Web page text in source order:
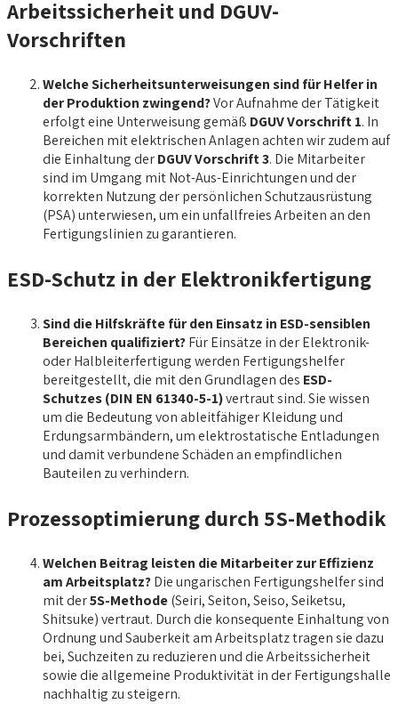
Arbeitssicherheit und DGUV-
Vorschriften
Welche Sicherheitsunterweisungen sind für Helfer in
der Produktion zwingend?Vor Aufnahme der Tätigkeit
erfolgt eine Unterweisung gemäß DGUV Vorschrift 1. In
Bereichen mit elektrischen Anlagen achten wir zudem auf
die Einhaltung derDGUV Vorschrift 3. Die Mitarbeiter
sind im Umgang mit Not-Aus-Einrichtungen und der
korrekten Nutzung der persönlichen Schutzausrüstung
(PSA) unterwiesen, um ein unfallfreies Arbeiten an den
Fertigungslinien zu garantieren.
ESD-Schutz in der Elektronikfertigung
Sind die Hilfskräfte für den Einsatz in ESD-sensiblen
Bereichen qualifiziert?Für Einsätze in der Elektronik-
oder Halbleiterfertigung werden Fertigungshelfer
bereitgestellt, die mit den Grundlagen des ESD-
Schutzes (DIN EN 61340-5-1)vertraut sind. Sie wissen
um die Bedeutung von ableitfähiger Kleidung und
Erdungsarmbändern, um elektrostatische Entladungen
und damit verbundene Schäden an empfindlichen
Bauteilen zu verhindern.
Prozessoptimierung durch 5S-Methodik
Welchen Beitrag leisten die Mitarbeiter zur Effizienz
am Arbeitsplatz?Die ungarischen Fertigungshelfer sind
mit der5S-Methode(Seiri, Seiton, Seiso, Seiketsu,
Shitsuke) vertraut. Durch die konsequente Einhaltung von
Ordnung und Sauberkeit am Arbeitsplatz tragen sie dazu
bei, Suchzeiten zu reduzieren und die Arbeitssicherheit
sowie die allgemeine Produktivität in der Fertigungshalle
nachhaltig zu steigern.